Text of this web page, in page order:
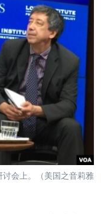
会上。（美国之音莉雅